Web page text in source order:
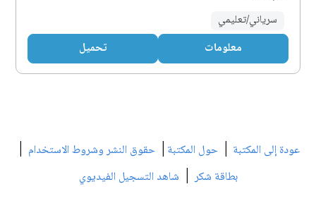
سرياني/تعليمي
معلومات تحميل
عودة إلى المكتبة | حول المكتبة | حقوق النشر وشروط الاستخدام |
بطاقة شكر| شاهد التسجيل الفيديوي